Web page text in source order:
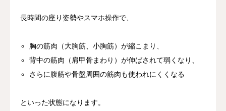
長時間の座り姿勢やスマホ操作で、
胸の筋肉（大胸筋、小胸筋）が縮こまり、
背中の筋肉（肩甲骨まわり）が伸ばされて弱くなり、
さらに腹筋や骨盤周囲の筋肉も使われにくくなる
といった状態になります。